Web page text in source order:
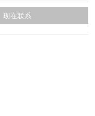
现在联系